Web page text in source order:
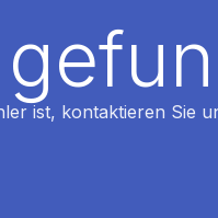
ist, kontaktieren Sie